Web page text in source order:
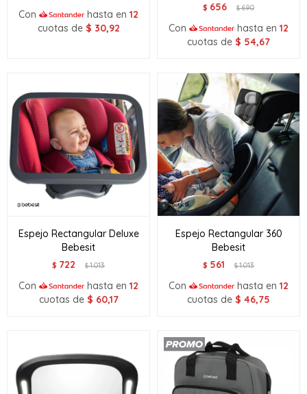
Con hasta en 12
cuotas de $ 30,92
$ 656 $690
Con hasta en 12
cuotas de $ 54,67
Espejo Rectangular Deluxe
Bebesit
$ 722 $1.013
Con hasta en 12
cuotas de $ 60,17
Espejo Rectangular 360
Bebesit
$ 561 $1.013
Con hasta en 12
cuotas de $ 46,75